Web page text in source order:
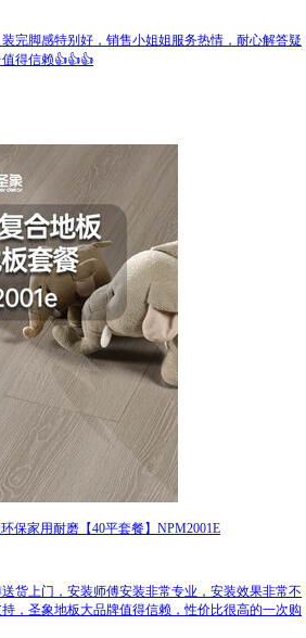
完脚感特别好，销售小姐姐服务热情，耐心解答疑
得信赖👍👍👍
保家用耐磨【40平套餐】NPM2001E
货上门，安装师傅安装非常专业，安装效果非常不
，圣象地板大品牌值得信赖，性价比很高的一次购